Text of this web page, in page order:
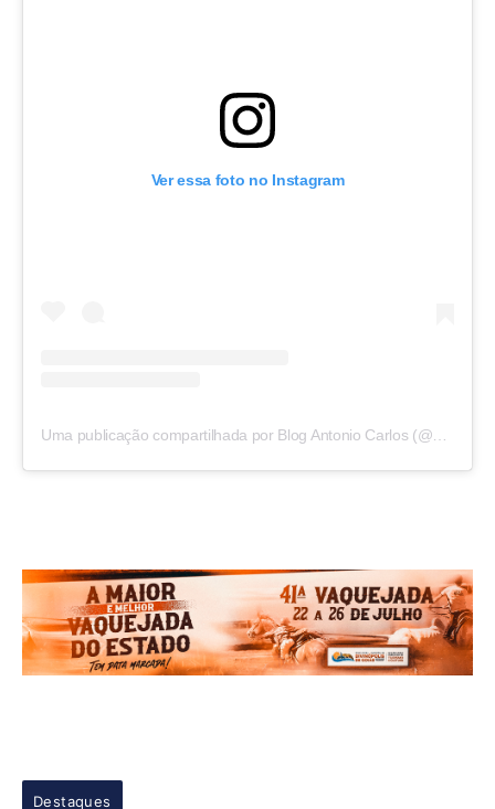
Ver essa foto no Instagram
Uma publicação compartilhada por Blog Antonio Carlos (@blogantoniocarlos)
Destaques